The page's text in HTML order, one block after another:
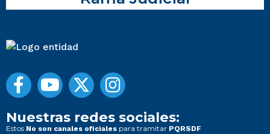
Nuestras redes sociales:
Estos No son canales oficiales para tramitar PQRSDF